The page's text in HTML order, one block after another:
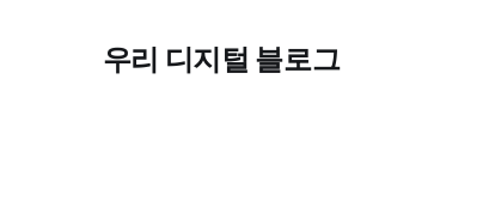
우리 디지털 블로그